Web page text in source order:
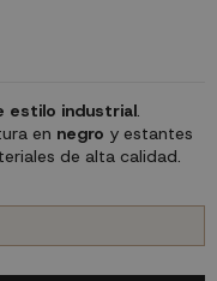
estilo industrial.
en negro y estantes
de alta calidad.